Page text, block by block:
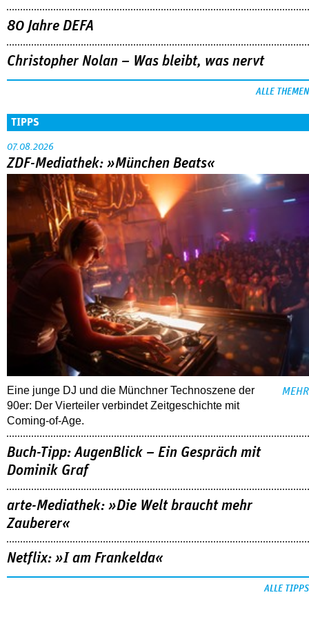
80 Jahre DEFA
Christopher Nolan – Was bleibt, was nervt
ALLE THEMEN
TIPPS
07.08.2026
ZDF-Mediathek: »München Beats«
Eine junge DJ und die Münchner Technoszene der
90er: Der Vierteiler verbindet Zeitgeschichte mit
Coming-of-Age.
MEHR
Buch-Tipp: AugenBlick – Ein Gespräch mit
Dominik Graf
arte-Mediathek: »Die Welt braucht mehr
Zauberer«
Netflix: »I am Frankelda«
ALLE TIPPS